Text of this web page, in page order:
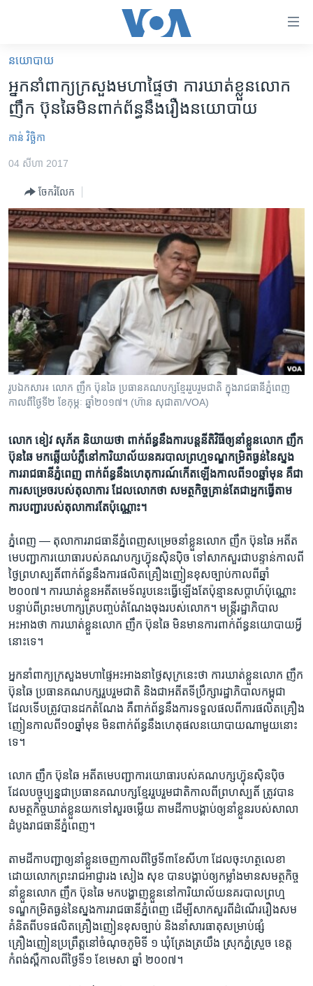
គេហទំព័រ​
ទាក់ទង
រំលង​
និង​
ទំព័រ​
ម្តង
រំលង​
និង​
ចូល​
រចនា
សម្ព័ន្ធ​
រំលង​
និង​
ទៅ​
ស្វែង​
អន្តរជាតិ
កម្ពុជាច្នៃប្រតិដ្ឋ
ព្រឹត្តិការណ៍ព័ត៌មាន
ទូរទស្សន៍ / វីដេអូ​
វិទ្យុ / ផតខាសថ៍
កម្មវិធីទាំងអស់
Khmer English
បណ្តាញ​សង្គម
ភាសា
នយោបាយ
អ្នកនាំ​ពាក្យ​ក្រសួង​មហា​ផ្ទៃ​ថា​ ការ​ឃាត់​ខ្លួន​លោក​​
ញឹក ប៊ុនឆៃ​​មិន​ពាក់ព័ន្ធ​នឹង​រឿង​នយោបាយ
កាន់ វិច្ឆិកា
04 សីហា 2017
ចែករំលែក
រូបឯកសារ៖ លោក ញឹក ប៊ុនឆៃ ប្រធានគណបក្សខ្មែររួបរួមជាតិ ក្នុងរាជធានីភ្នំពេញ
កាលពីថ្ងៃទី២ ខែកុម្ភៈ ឆ្នាំ២០១៧។ (ហ៊ាន សុជាតា/VOA)
លោក​ ​ខៀវ សុភ័គ​ ​និយាយថា​ ​ពាក់ព័ន្ធ​នឹង​ការ​បន្ត​នីតិវិធី​​​ឲ្យ​នាំ​​ខ្លួន​​លោក​ ​ញឹក
ប៊ុនឆៃ​ ​មកឆ្លើយបំភ្លឺ​នៅ​ការិយាល័យ​នគរបាល​ព្រហ្មទណ្ឌ​កម្រិត​ធ្ងន់​នៃ​ស្នង
ការ​រាជធានី​ភ្នំពេញ​ ​ពាក់ព័ន្ធ​នឹង​​ហេតុ​ការណ៍​កើត​ឡើង​​កាលពី​១០ឆ្នាំ​មុន គឺជា​​
ការ​សម្រេច​របស់​តុលាការ​ ​ដែល​លោកថា​ ​សមត្ថកិច្ច​គ្រាន់​តែ​ជា​អ្នក​ធ្វើ​តាម​
ការ​បញ្ជា​របស់​តុលាការ​តែប៉ុណ្ណោះ។​​
ភ្នំពេញ — តុលាការ​រាជធានី​ភ្នំពេញ​សម្រេច​នាំ​ខ្លួនលោក​ ញឹក ប៊ុនឆៃ​ អតីត​
មេ​បញ្ជាការ​យោធា​របស់​គណបក្ស​ហ៊្វុនស៊ិនប៉ិច ទៅ​សាកសួរ​ជា​បន្ទាន់​កាល​ពី​
ថ្ងៃ​ព្រហស្បតិ៍​ពាក់ព័ន្ធ​នឹង​ការ​ផលិត​គ្រឿងញៀន​ខុស​ច្បាប់​កាល​ពី​ឆ្នាំ
២០០៧។​ ការ​ឃាត់​ខ្លួនអតីត​មេទ័ព​រូប​នេះ​ធ្វើ​ឡើង​តែ​ប៉ុន្មាន​សប្តាហ៍​ប៉ុណ្ណោះ ​
បន្ទាប់​ពី​ព្រះ​មហាក្សត្រ​បញ្ចប់​តំណែង​ចុង​របស់​លោក​។ មន្ត្រី​រដ្ឋាភិបាល​
អះអាង​ថា​ ​ការ​ឃាត់​ខ្លួន​លោក ​ញឹក ប៊ុនឆៃ​ មិនមាន​ការ​ពាក់​ព័ន្ធ​នយោបាយ​អ្វី​
នោះ​ទេ។​
អ្នកនាំពាក្យ​ក្រសួង​មហាផ្ទៃ​អះអាង​នា​ថ្ងៃ​សុក្រ​នេះ​ថា​ ​ការឃាត់​ខ្លួន​លោក​ ​ញឹក
ប៊ុនឆៃ​ ​ប្រធាន​គណបក្ស​រួប​រួម​ជាតិ​ ​និង​ជា​អតីត​ទី​ប្រឹក្សា​រដ្ឋាភិបាល​កម្ពុជា​
ដែល​ទើប​ត្រូវ​បាន​ដកតំណែង​ ​គឺ​ពាក់​ព័ន្ធនឹងការ​ទទួល​ផលពី​ការ​ផលិត​គ្រឿង​
ញៀន​កាលពី​១០​ឆ្នាំ​មុន​ ​មិន​ពាក់ព័ន្ធ​នឹង​ហេតុ​ផល​នយោបាយ​ណាមួយ​នោះ​
ទេ។
លោក​ ​ញឹក ប៊ុនឆៃ​ ​អតីត​មេបញ្ជាការ​យោធា​របស់​គណបក្ស​ហ៊្វុនស៊ិនប៉ិច ​
ដែល​បច្ចុប្បន្ន​ជា​ប្រធាន​គណបក្សខ្មែរ​រួបរួម​ជាតិកាល​ពី​ព្រហស្បតិ៍​ ​ត្រូវ​បាន​
សមត្ថកិច្ចឃាត់​ខ្លួន​យក​ទៅ​សួរ​ចម្លើយ​ ​តាម​ដីកា​បង្គាប់​ឲ្យ​នាំ​ខ្លួនរបស់​សាលា​
ដំបូង​រាជធានី​ភ្នំពេញ។
តាម​ដីកា​បញ្ជា​ឲ្យ​នាំ​ខ្លួន​ចេញ​កាលពី​ថ្ងៃ​ទី​៣ខែ​សីហា​ ​ដែលចុះ​ហត្ថលេខា
ដោយ​លោក​ព្រះរាជ​អាជ្ញា​រង ​សៀង សុខ​ ​បាន​បង្គាប់​ឲ្យ​កម្លាំង​មាន​សមត្ថកិច្ច​
នាំ​ខ្លួន​លោក​ ​ញឹក ប៊ុនឆៃ​ ​មក​បង្ហាញ​ខ្លួន​នៅ​ការិយាល័យ​នគរបាល​ព្រហ្ម
ទណ្ឌ​កម្រិត​ធ្ងន់​នៃ​ស្នងការ​រាជធានី​ភ្នំពេញ​ ​ដើម្បី​សាកសួរ​ពី​ដំណើររឿង​សម
គំនិត​ពី​បទ​ផលិត​គ្រឿងញៀន​ខុស​ច្បាប់​ ​និង​នាំ​សារធាតុ​សម្រាប់​ផ្សំ​
គ្រឿងញៀន​ប្រព្រឹត្តនៅ​ចំណុច​ភូមិ​ទី​ ១ ឃុំ​ត្រែងត្រយឹង​ ​ស្រុក​ភ្នំស្រួច​ ​ខេត្ត​
កំពង់ស្ពឺ​កាលពី​ថ្ងៃ​ទី១​ ​ខែ​មេសា​ ​ឆ្នាំ​ ​២០០៧។​